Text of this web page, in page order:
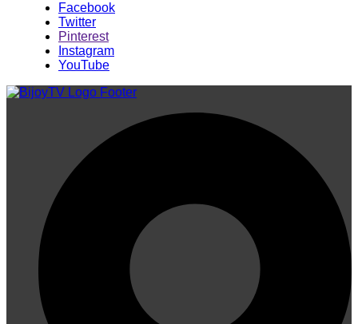
Facebook
Twitter
Pinterest
Instagram
YouTube